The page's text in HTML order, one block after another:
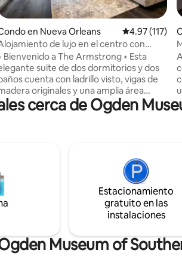
4.96 de 5, 458 reseñas
en Nueva Orleans Calificación
4.97 (117)
de lujo en el centro con
- The Armstrong
Bienvenido a The Armstrong ⭑ Esta
suite de dos dormitorios y dos
cuenta con ladrillo visto, vigas de
originales y una amplia área
al aire libre, que combina el
de Nueva Orleans con una
totalmente equipada, comedor interior
seis personas y una luminosa sala de
en el corazón del Warehouse
A solo unos pasos del barrio
es la base perfecta para
cerca de Ogden
Estacionamiento
gratuito en las
instalaciones
Museum of